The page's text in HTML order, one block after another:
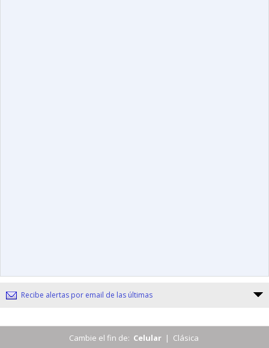
Recibe alertas por email de las últimas
Cambie el fin de: Celular | Clásica